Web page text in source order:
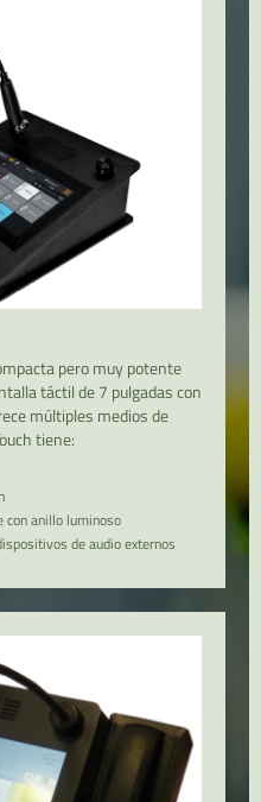
pero muy potente
táctil de 7 pulgadas con
múltiples medios de
tiene:
con anillo luminoso
de audio externos